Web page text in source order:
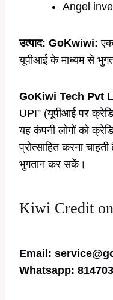
Angel
उत्पाद: GoKwiwi:
यूपीआई के माध्यम से
GoKiwi Tech Pvt
UPI” (यूपीआई पर
यह कंपनी लोगों को
प्रोत्साहित करना
भुगतान कर सकें।
Kiwi Credit
Email:
Whatsapp: